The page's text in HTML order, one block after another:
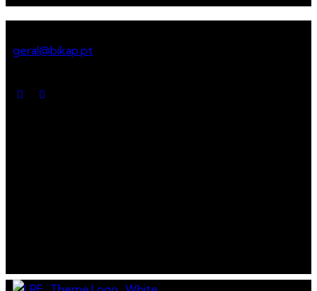
geral@bikap.pt